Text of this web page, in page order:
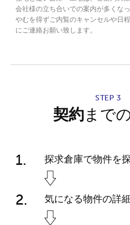
会社様の立ち合いでの案内が多くなっ
やむを得ずご内覧のキャンセルや日
にご連絡お願い致します。
STEP 3
契約まで
探求倉庫で物件を
気になる物件の詳